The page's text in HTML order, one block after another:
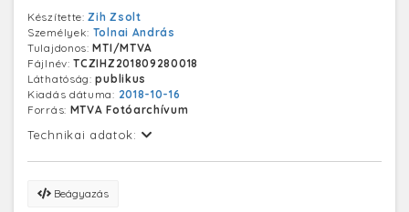
Készítette:Zih Zsolt
Személyek: Tolnai András
Tulajdonos:MTI/MTVA
Fájlnév:TCZIHZ201809280018
Láthatóság:publikus
Kiadás dátuma: 2018-10-16
Forrás: MTVA Fotóarchívum
Technikai adatok:
Beágyazás